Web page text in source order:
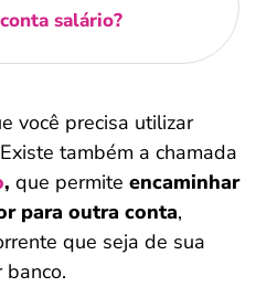
salário?
você precisa utilizar
também a chamada
, que permite encaminhar
para outra conta,
que seja de sua